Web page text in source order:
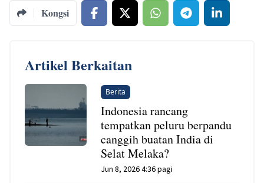
Kongsi
Artikel Berkaitan
Berita
Indonesia rancang
tempatkan peluru berpandu
canggih buatan India di
Selat Melaka?
Jun 8, 2026 4:36 pagi